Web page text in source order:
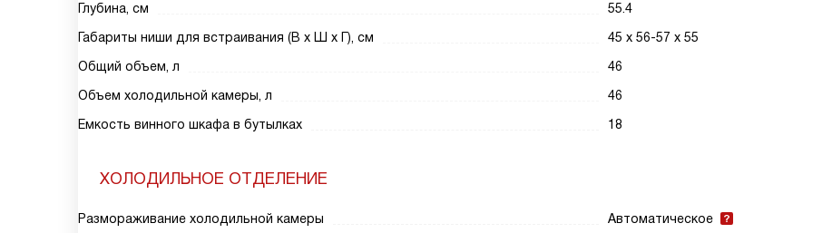
Глубина, см
55.4
Габариты ниши для встраивания (В х Ш х Г), см
45 х 56-57 х 55
Общий объем, л
46
Объем холодильной камеры, л
46
Емкость винного шкафа в бутылках
18
ХОЛОДИЛЬНОЕ ОТДЕЛЕНИЕ
Размораживание холодильной камеры
Автоматическое